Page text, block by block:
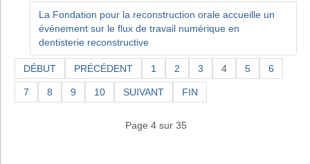
La Fondation pour la reconstruction orale accueille un
événement sur le flux de travail numérique en
dentisterie reconstructive
DÉBUT PRÉCÉDENT 1 2 3 4 5 6
7 8 9 10 SUIVANT FIN
Page 4 sur 35